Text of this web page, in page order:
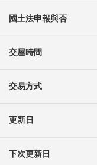
國土法申報與否
交屋時間
交易方式
更新日
下次更新日